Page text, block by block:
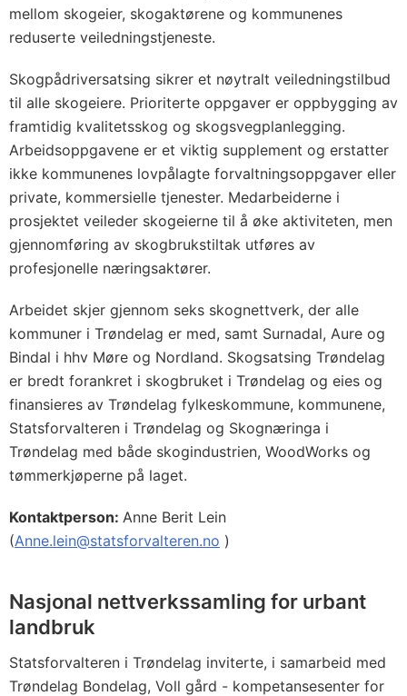
mellom skogeier, skogaktørene og kommunenes
reduserte veiledningstjeneste.
Skogpådriversatsing sikrer et nøytralt veiledningstilbud
til alle skogeiere. Prioriterte oppgaver er oppbygging av
framtidig kvalitetsskog og skogsvegplanlegging.
Arbeidsoppgavene er et viktig supplement og erstatter
ikke kommunenes lovpålagte forvaltningsoppgaver eller
private, kommersielle tjenester. Medarbeiderne i
prosjektet veileder skogeierne til å øke aktiviteten, men
gjennomføring av skogbrukstiltak utføres av
profesjonelle næringsaktører.
Arbeidet skjer gjennom seks skognettverk, der alle
kommuner i Trøndelag er med, samt Surnadal, Aure og
Bindal i hhv Møre og Nordland. Skogsatsing Trøndelag
er bredt forankret i skogbruket i Trøndelag og eies og
finansieres av Trøndelag fylkeskommune, kommunene,
Statsforvalteren i Trøndelag og Skognæringa i
Trøndelag med både skogindustrien, WoodWorks og
tømmerkjøperne på laget.
Kontaktperson: Anne Berit Lein
(Anne.lein@statsforvalteren.no )
Nasjonal nettverkssamling for urbant
landbruk
Statsforvalteren i Trøndelag inviterte, i samarbeid med
Trøndelag Bondelag, Voll gård - kompetansesenter for